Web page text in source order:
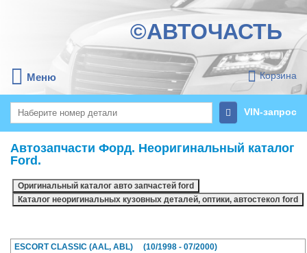
©АВТОЧАСТЬ
Меню Корзина
VIN-запрос
Автозапчасти Форд. Неоригинальный каталог
Ford.
ESCORT CLASSIC (AAL, ABL) (10/1998 - 07/2000)